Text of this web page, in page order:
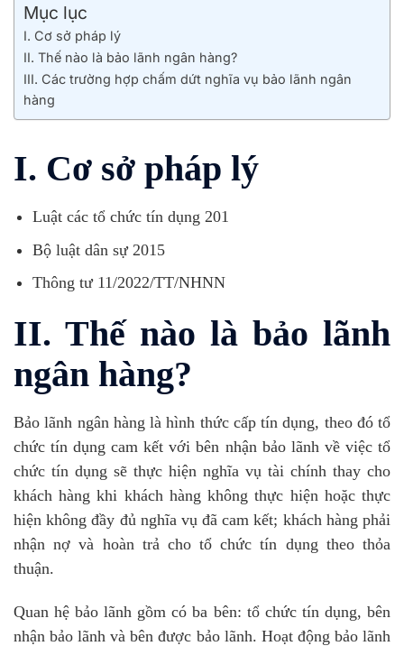
Mục lục
I. Cơ sở pháp lý
II. Thế nào là bảo lãnh ngân hàng?
III. Các trường hợp chấm dứt nghĩa vụ bảo lãnh ngân
hàng
I. Cơ sở pháp lý
Luật các tổ chức tín dụng 201
Bộ luật dân sự 2015
Thông tư 11/2022/TT/NHNN
II. Thế nào là bảo lãnh
ngân hàng?
Bảo lãnh ngân hàng là hình thức cấp tín dụng, theo đó tổ
chức tín dụng cam kết với bên nhận bảo lãnh về việc tổ
chức tín dụng sẽ thực hiện nghĩa vụ tài chính thay cho
khách hàng khi khách hàng không thực hiện hoặc thực
hiện không đầy đủ nghĩa vụ đã cam kết; khách hàng phải
nhận nợ và hoàn trả cho tổ chức tín dụng theo thỏa
thuận.
Quan hệ bảo lãnh gồm có ba bên: tổ chức tín dụng, bên
nhận bảo lãnh và bên được bảo lãnh. Hoạt động bảo lãnh